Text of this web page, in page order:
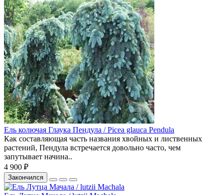
Ель колючая Глаука Пендула / Picea glauca Pendula
Как составляющая часть названия хвойных и лиственных
растений, Пендула встречается довольно часто, чем
запутывает начина..
4 900 ₽
Закончился